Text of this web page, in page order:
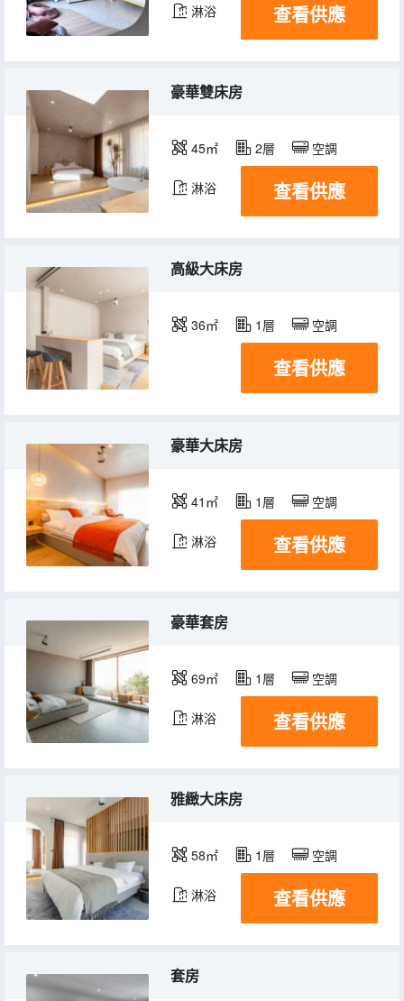
淋浴 查看供應
豪華雙床房
45㎡ 2層 空調
淋浴 查看供應
高級大床房
36㎡ 1層 空調
查看供應
豪華大床房
41㎡ 1層 空調
淋浴 查看供應
豪華套房
69㎡ 1層 空調
淋浴 查看供應
雅緻大床房
58㎡ 1層 空調
淋浴 查看供應
套房